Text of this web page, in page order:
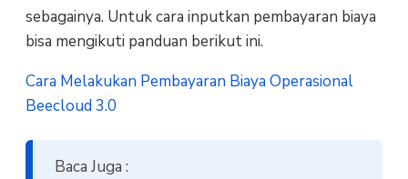
sebagainya. Untuk cara inputkan pembayaran biaya
bisa mengikuti panduan berikut ini.
Cara Melakukan Pembayaran Biaya Operasional
Beecloud 3.0
Baca Juga :